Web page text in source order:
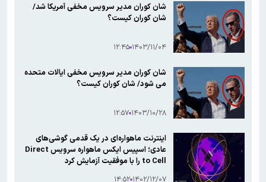
شان کوران مدیر سرویس مخفی آمریکا شد/
شان کوران کیست؟
۱۴۰۳/۱۱/۰۴ ۱۲:۴۵
شان کوران مدیر سرویس مخفی ایالات متحده
می شود/ شان کوران کیست؟
۱۴۰۳/۱۰/۲۸ ۱۲:۵۷
اینترنت ماهواره‌ای در یک قدمی گوشی‌های
عادی؛ اسپیس ایکس ماهواره سرویس Direct
to Cell را با موفقیت آزمایش کرد
۱۴۰۲/۱۲/۰۷ ۱۴:۵۲